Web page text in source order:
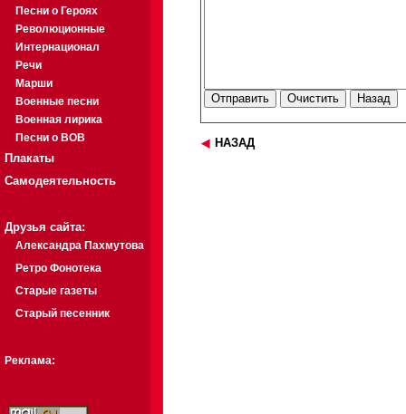
Песни о Героях
Революционные
Интернационал
Речи
Марши
Военные песни
Военная лирика
Песни о ВОВ
Плакаты
Самодеятельность
Друзья сайта:
Александра Пахмутова
Ретро Фонотека
Старые газеты
Старый песенник
Реклама:
НАЗАД